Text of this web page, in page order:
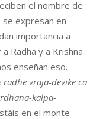
el nombre de
expresan en
importancia a
Radha y a Krishna
enseñan eso.
radhe vraja-devike ca
kalpa-
en el monte